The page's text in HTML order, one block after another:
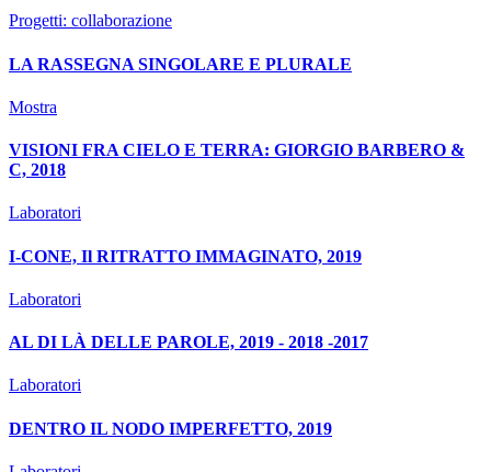
Progetti: collaborazione
LA RASSEGNA SINGOLARE E PLURALE
Mostra
VISIONI FRA CIELO E TERRA: GIORGIO BARBERO &
C, 2018
Laboratori
I-CONE, Il RITRATTO IMMAGINATO, 2019
Laboratori
AL DI LÀ DELLE PAROLE, 2019 - 2018 -2017
Laboratori
DENTRO IL NODO IMPERFETTO, 2019